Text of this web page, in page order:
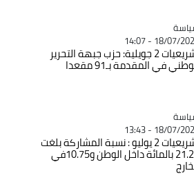
18/07/2026 -
تشريعيات 2 جويلية: حزب جبهة التحرير
في المقدمة بـ91 مقعدا
18/07/2026 -
تشريعيات 2 يوليو : نسبة المشاركة بلغت
21.24 بالمائة داخل الوطن و10.75في